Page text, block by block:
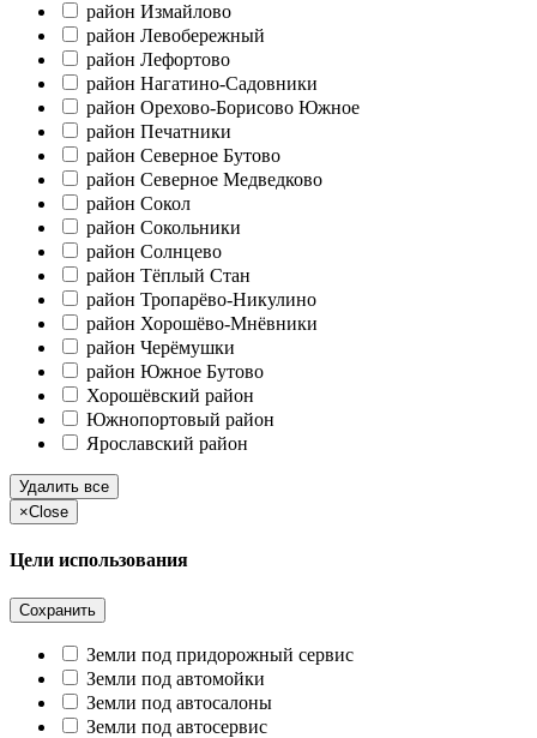
район Измайлово
район Левобережный
район Лефортово
район Нагатино-Садовники
район Орехово-Борисово Южное
район Печатники
район Северное Бутово
район Северное Медведково
район Сокол
район Сокольники
район Солнцево
район Тёплый Стан
район Тропарёво-Никулино
район Хорошёво-Мнёвники
район Черёмушки
район Южное Бутово
Хорошёвский район
Южнопортовый район
Ярославский район
Удалить все
×Close
Цели использования
Сохранить
Земли под придорожный сервис
Земли под автомойки
Земли под автосалоны
Земли под автосервис